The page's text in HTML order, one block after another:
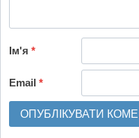
Ім'я*
Email*